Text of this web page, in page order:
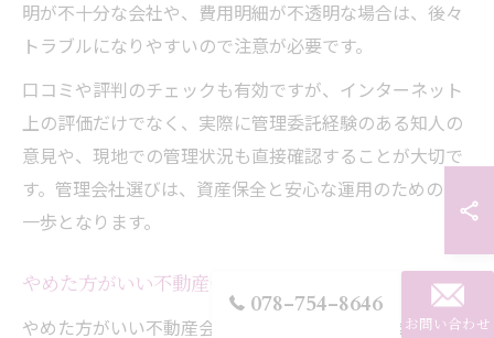
明が不十分な会社や、費用明細が不透明な場合は、後々
トラブルになりやすいので注意が必要です。
口コミや評判のチェックも有効ですが、インターネット
上の評価だけでなく、実際に管理委託経験のある知人の
意見や、現地での管理状況も直接確認することが大切で
す。管理会社選びは、資産保全と安心な運用のための第
一歩となります。
やめた方がいい不動産会社の共通点とは
やめた方がいい不動産会社には、いくつか共通する特徴
078-754-8646
お問い合わせ